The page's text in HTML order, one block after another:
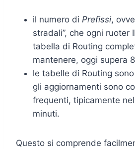
il numero di Prefissi,
stradali”, che ogni ruoter
tabella di Routing
mantenere, oggi supera
le tabelle di Routing
gli aggiornamenti sono
frequenti, tipicamente
minuti.
Questo si comprende